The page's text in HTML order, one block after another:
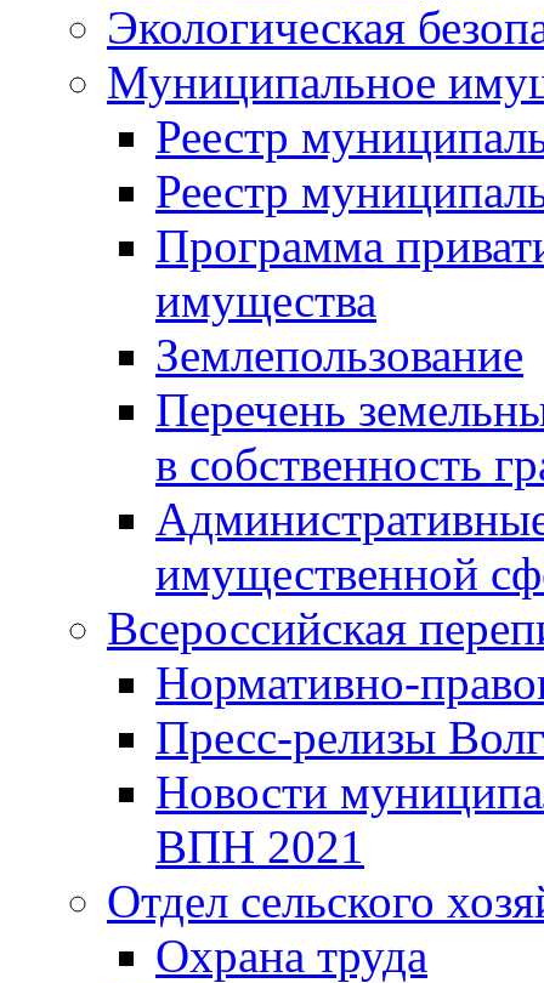
Экологическая
Муниципальное
Реестр
Реестр
Программа
имущества
Землепользование
Перечень
в собственность
имущественной
Всероссийская
Нормативно-
Пресс-релизы
Новости
ВПН 2021
Отдел сельского
Охрана труда